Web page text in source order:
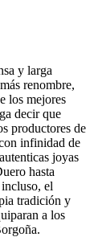
y larga
renombre,
los mejores
decir que
productores de
infinidad de
joyas
hasta
el
tradición y
a los